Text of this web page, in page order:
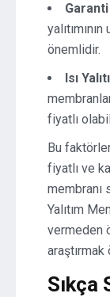
önemlidir.
Isı
fiyatlı
Bu
fiyatlı ve
Yalıtım
vermeden
araştırmak
Sıkça